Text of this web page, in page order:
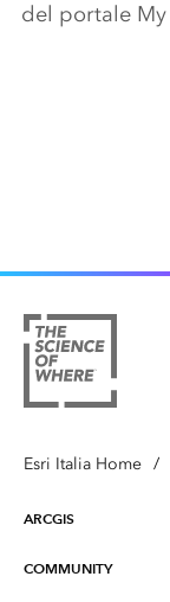
del portale
Esri Italia Home /
ARCGIS
Informazioni su ArcGIS
COMMUNITY